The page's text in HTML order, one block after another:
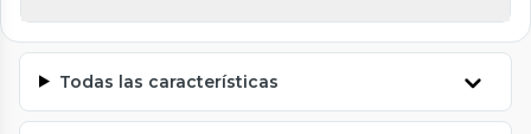
Todas las características